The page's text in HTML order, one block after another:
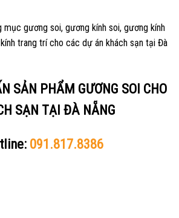
mục gương soi, gương kính soi, gương kính
trang trí cho các dự án khách sạn tại Đà
SẢN PHẨM GƯƠNG SOI CHO
SẠN TẠI ĐÀ NẴNG
091.817.8386